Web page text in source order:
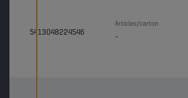
5413048224546
Articles/carton
-